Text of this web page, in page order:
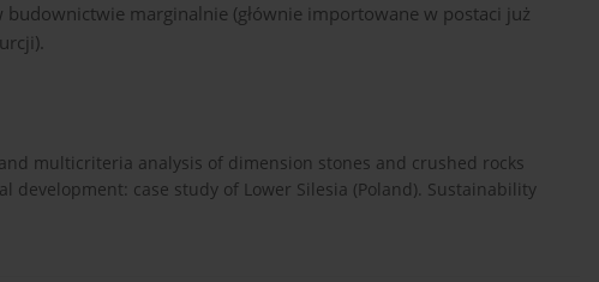
marginalnie (głównie importowane w postaci już
multicriteria analysis of dimension stones and crushed rocks
case study of Lower Silesia (Poland). Sustainability